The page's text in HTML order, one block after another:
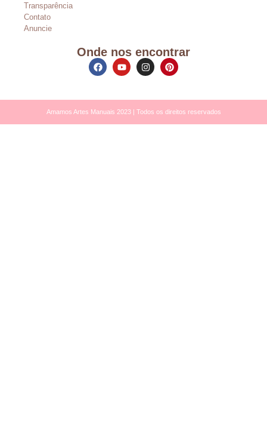
Transparência
Contato
Anuncie
Onde nos encontrar
Amamos Artes Manuais 2023 | Todos os direitos reservados